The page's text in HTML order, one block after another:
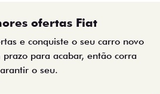
ofertas Fiat
e conquiste o seu carro novo
para acabar, então corra
o seu.